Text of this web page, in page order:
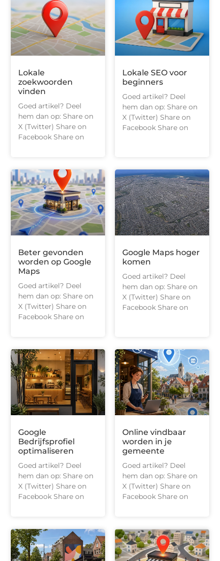
Lokale
zoekwoorden
vinden
Goed artikel? Deel
hem dan op: Share on
X (Twitter) Share on
Facebook Share on
Lokale SEO voor
beginners
Goed artikel? Deel
hem dan op: Share on
X (Twitter) Share on
Facebook Share on
Beter gevonden
worden op Google
Maps
Goed artikel? Deel
hem dan op: Share on
X (Twitter) Share on
Facebook Share on
Google Maps hoger
komen
Goed artikel? Deel
hem dan op: Share on
X (Twitter) Share on
Facebook Share on
Google
Bedrijfsprofiel
optimaliseren
Goed artikel? Deel
hem dan op: Share on
X (Twitter) Share on
Facebook Share on
Online vindbaar
worden in je
gemeente
Goed artikel? Deel
hem dan op: Share on
X (Twitter) Share on
Facebook Share on